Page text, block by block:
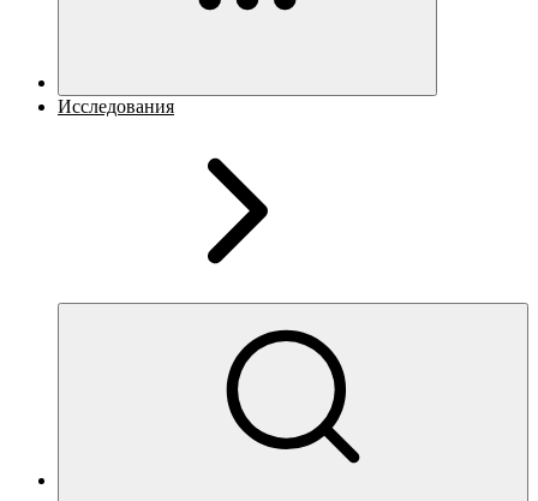
Исследования